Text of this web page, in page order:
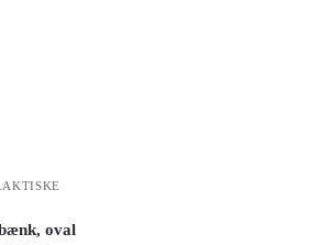
oval